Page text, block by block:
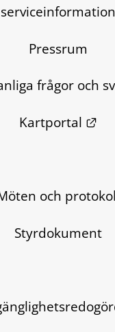
serviceinformation
Pressrum
frågor och
Kartportal
och
Styrdokument